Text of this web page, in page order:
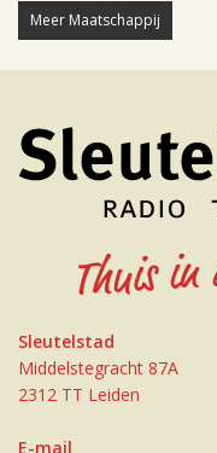
Meer Maatschappij
Sleutelstad
Middelstegracht 87A
2312 TT Leiden
E-mail